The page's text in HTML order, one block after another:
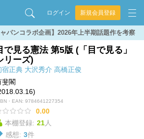
ログイン 新規会員登録
ャパンコラボ企画】2026年上半期話題作を考察
で見る憲法 第5版 (「目で見る」
リーズ)
宿正典 大沢秀介 高橋正俊
斐閣
・EAN: 9784641227354
0.00
本棚登録: 21人
感想: 3件